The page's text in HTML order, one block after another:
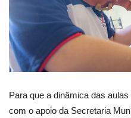
Para que a dinâmica das
com o apoio da Secretaria